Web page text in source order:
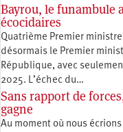
Bayrou, le funambule
écocidaires
Quatrième Premier
désormais le Premier
République, avec
2025. L’échec du…
Sans rapport de
gagne
Au moment où nous